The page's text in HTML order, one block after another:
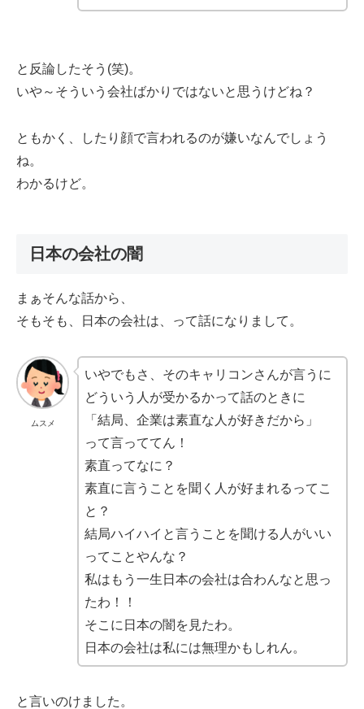
と反論したそう(笑)。
いや～そういう会社ばかりではないと思うけどね？
ともかく、したり顔で言われるのが嫌いなんでしょう
ね。
わかるけど。
日本の会社の闇
まぁそんな話から、
そもそも、日本の会社は、って話になりまして。
ムスメ
いやでもさ、そのキャリコンさんが言うに
どういう人が受かるかって話のときに
「結局、企業は素直な人が好きだから」
って言っててん！
素直ってなに？
素直に言うことを聞く人が好まれるってこ
と？
結局ハイハイと言うことを聞ける人がいい
ってことやんな？
私はもう一生日本の会社は合わんなと思っ
たわ！！
そこに日本の闇を見たわ。
日本の会社は私には無理かもしれん。
と言いのけました。